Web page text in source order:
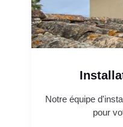
Notre équipe
pour